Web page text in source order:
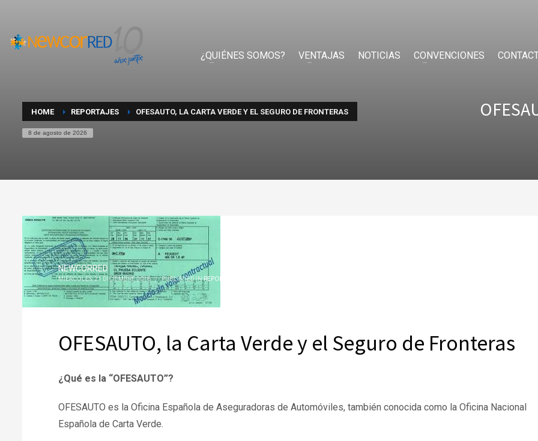
¿QUIÉNES SOMOS? VENTAJAS NOTICIAS CONVENCIONES
HOME REPORTAJES OFESAUTO, LA CARTA VERDE Y EL SEGURO DE FRONTERAS
8 de agosto de 2026
NEWCORRED
MIÉRCOLES, 21 DICIEMBRE 2016 / PUBLISHED INREPORTAJES
OFESAUTO, la Carta Verde y el Seguro de Fronteras
¿Qué es la “OFESAUTO”?
OFESAUTO es la Oficina Española de Aseguradoras de Automóviles, también conocida como la Oficina Nacional
Española de Carta Verde.